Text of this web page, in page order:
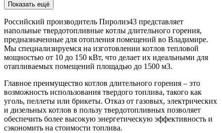
Показать ещё
Российский производитель Пиролиз43 представляет
напольные твердотопливные котлы длительного горения,
предназначенные для отопления помещений во Владимире.
Мы специализируемся на изготовлении котлов тепловой
мощностью от 10 до 150 кВт, что делает их идеальными для
отапливаемых помещений площадью до 1500 м3.
Главное преимущество котлов длительного горения – это
возможность использования твердого топлива, такого как
уголь, пеллеты или брикеты. Отказ от газовых, электрических
и дизельных котлов в пользу твердотопливных позволяет
обеспечить более высокую энергетическую эффективность и
сэкономить на стоимости топлива.